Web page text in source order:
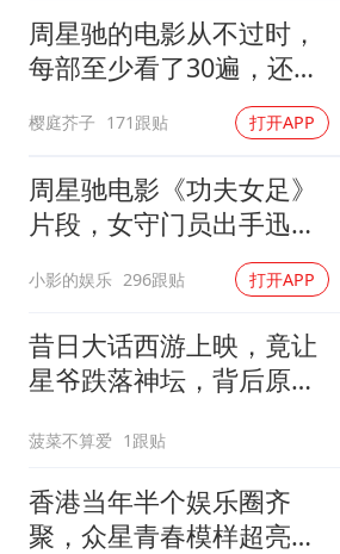
周星驰的电影从不过时，
每部至少看了30遍，还是
樱庭芥子 171跟贴 打开APP
周星驰电影《功夫女足》
片段，女守门员出手迅
猛，一次比一次搞笑
小影的娱乐 296跟贴 打开APP
昔日大话西游上映，竟让
星爷跌落神坛，背后原因
菠菜不算爱 1跟贴
香港当年半个娱乐圈齐
聚，众星青春模样超亮